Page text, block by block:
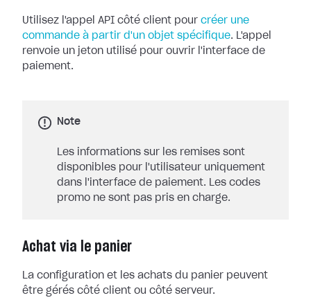
Utilisez l'appel API côté client pour créer une
commande à partir d'un objet spécifique. L'appel
renvoie un jeton utilisé pour ouvrir l'interface de
paiement.
Note
Les informations sur les remises sont
disponibles pour l'utilisateur uniquement
dans l'interface de paiement. Les codes
promo ne sont pas pris en charge.
Achat via le panier
La configuration et les achats du panier peuvent
être gérés côté client ou côté serveur.